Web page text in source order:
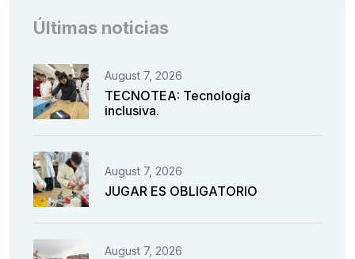
Últimas noticias
August 7, 2026
TECNOTEA: Tecnología
inclusiva.
August 7, 2026
JUGAR ES OBLIGATORIO
August 7, 2026